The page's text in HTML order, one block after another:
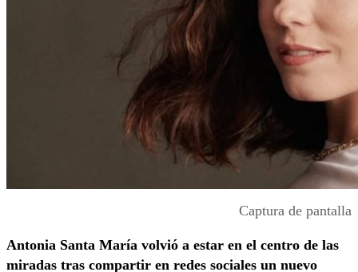
Captura de pantalla
Antonia Santa María volvió a estar en el centro de las
miradas tras compartir en redes sociales un nuevo